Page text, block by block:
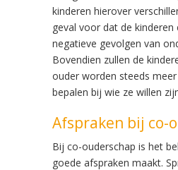
kinderen hierover
geval voor dat de kinderen
negatieve gevolgen van
Bovendien zullen de
ouder worden steeds
bepalen bij wie ze willen
Afspraken bij co-
Bij co-ouderschap is het
goede afspraken maakt.